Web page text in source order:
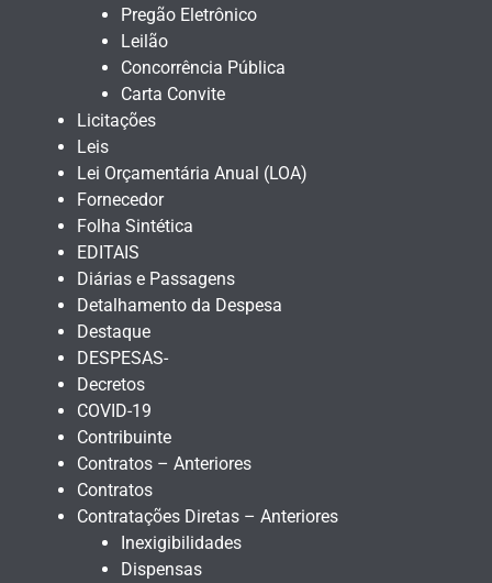
Pregão Eletrônico
Leilão
Concorrência Pública
Carta Convite
Licitações
Leis
Lei Orçamentária Anual (LOA)
Fornecedor
Folha Sintética
EDITAIS
Diárias e Passagens
Detalhamento da Despesa
Destaque
DESPESAS-
Decretos
COVID-19
Contribuinte
Contratos – Anteriores
Contratos
Contratações Diretas – Anteriores
Inexigibilidades
Dispensas